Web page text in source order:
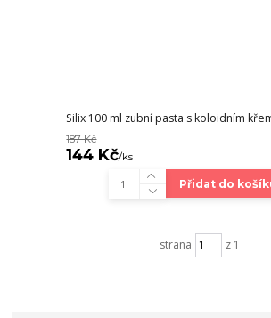
Silix 100 ml zubní pasta s koloidním
187 Kč
144 Kč/ks
Přidat do
strana z 1